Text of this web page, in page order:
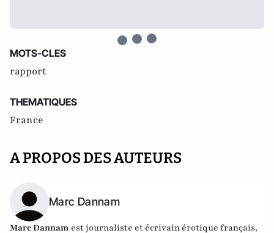
MOTS-CLES
rapport
THEMATIQUES
France
A PROPOS DES AUTEURS
Marc Dannam
Marc Dannam est journaliste et écrivain érotique français,